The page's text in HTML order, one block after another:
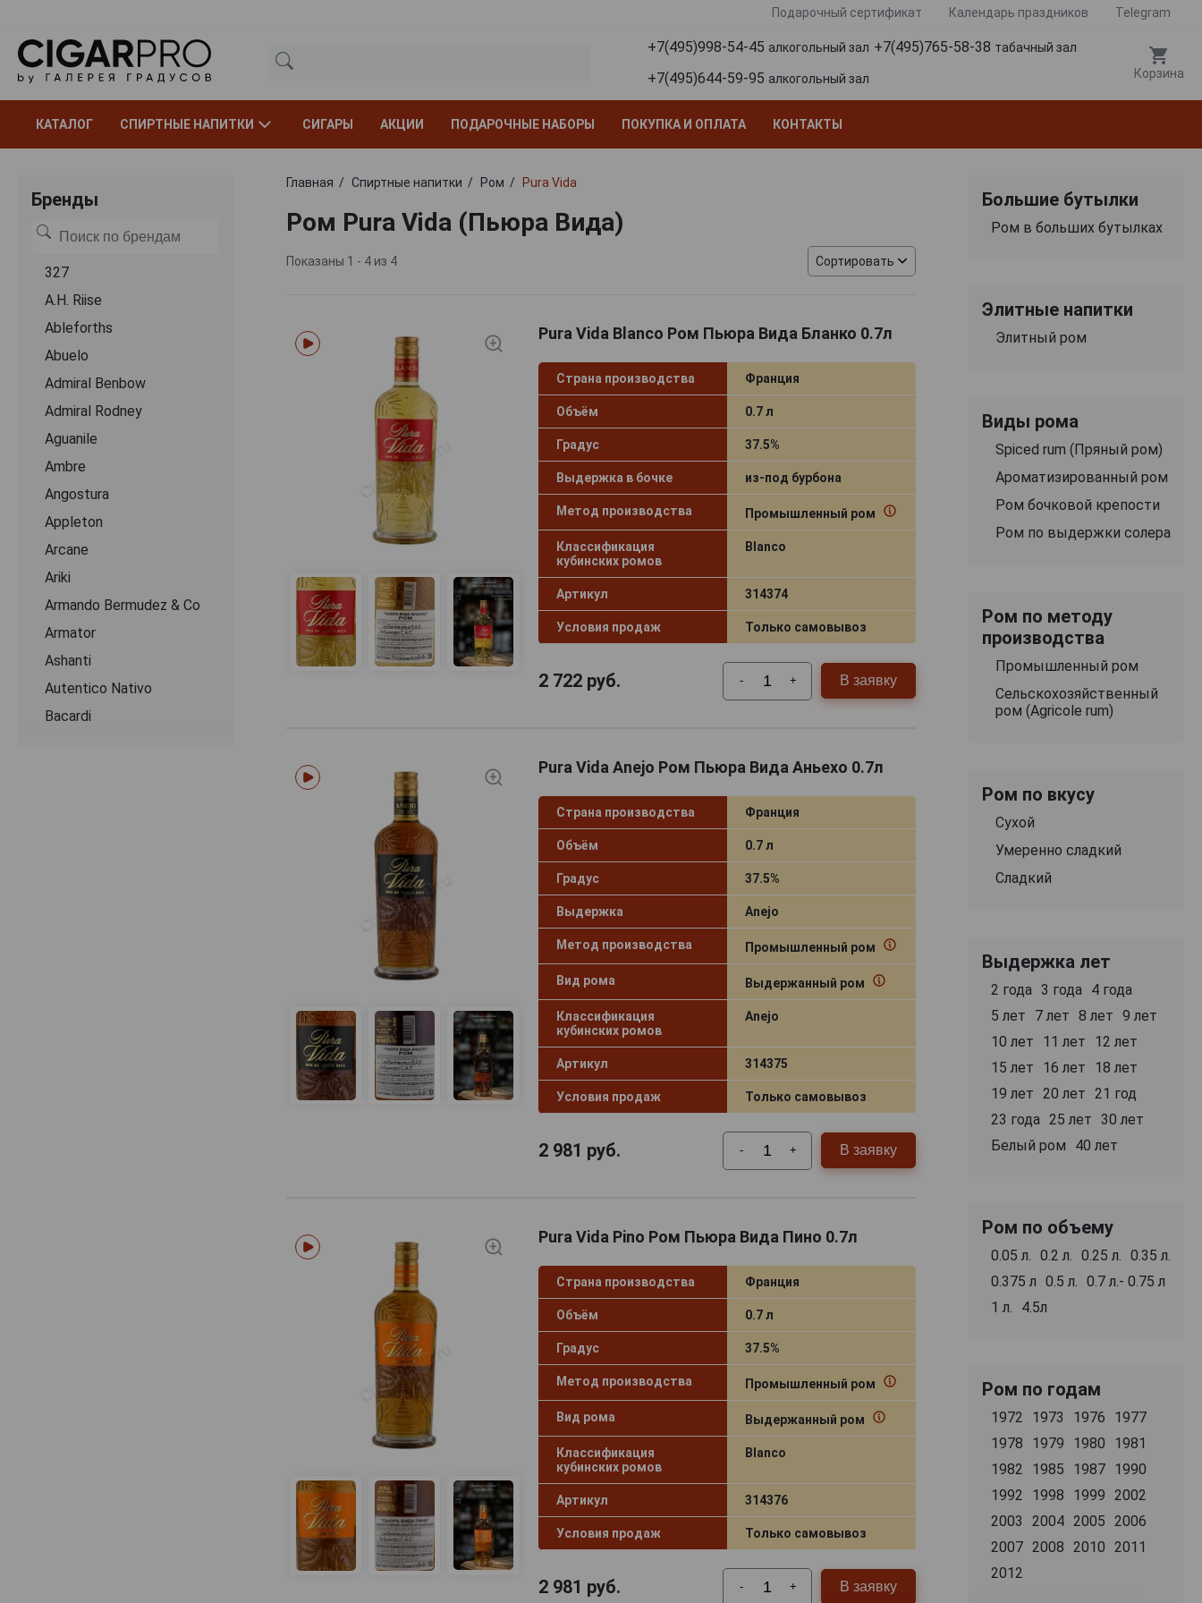
Подарочный сертификат Календарь праздников Telegram
+7(495)998-54-45 алкогольный зал +7(495)765-58-38 табачный зал
+7(495)644-59-95 алкогольный зал Корзина
КАТАЛОГ СПИРТНЫЕ НАПИТКИ СИГАРЫ АКЦИИ ПОДАРОЧНЫЕ НАБОРЫ ПОКУПКА И ОПЛАТА КОНТАКТЫ
Бренды
327
A.H. Riise
Ableforths
Abuelo
Admiral Benbow
Admiral Rodney
Aguanile
Ambre
Angostura
Appleton
Arcane
Ariki
Armando Bermudez & Co
Armator
Ashanti
Autentico Nativo
Bacardi
Главная Спиртные напитки Ром Pura Vida
Ром Pura Vida (Пьюра Вида)
Показаны 1 - 4 из 4 Сортировать
Pura Vida Blanco Ром Пьюра Вида Бланко 0.7л
Страна производства Франция
Объём 0.7 л
Градус 37.5%
Выдержка в бочке из-под бурбона
Метод производства Промышленный ром
Классификация
кубинских ромов
Blanco
Артикул 314374
Условия продаж Только самовывоз
2 722руб. - + В заявку
Pura Vida Anejo Ром Пьюра Вида Аньехо 0.7л
Страна производства Франция
Объём 0.7 л
Градус 37.5%
Выдержка Anejo
Метод производства Промышленный ром
Вид рома Выдержанный ром
Классификация
кубинских ромов
Anejo
Артикул 314375
Условия продаж Только самовывоз
2 981 руб. - + В заявку
Pura Vida Pino Ром Пьюра Вида Пино 0.7л
Страна производства Франция
Объём 0.7 л
Градус 37.5%
Метод производства Промышленный ром
Вид рома Выдержанный ром
Классификация
кубинских ромов
Blanco
Артикул 314376
Условия продаж Только самовывоз
2 981 руб. - + В заявку
Большие бутылки
Ром в больших бутылках
Элитные напитки
Элитный ром
Виды рома
Spiced rum (Пряный ром)
Ароматизированный ром
Ром бочковой крепости
Ром по выдержки солера
Ром по методу
производства
Промышленный ром
Сельскохозяйственный
ром (Agricole rum)
Ром по вкусу
Сухой
Умеренно сладкий
Сладкий
Выдержка лет
2 года 3 года
4 года
5 лет
7 лет 8 лет 9 лет
10 лет
11 лет
12 лет
15 лет
16 лет
18 лет
19 лет
20 лет
21 год
23 года
25 лет 30 лет
Белый ром
40 лет
Ром по объему
0.05 л. 0.2 л. 0.25 л.
0.35 л.
0.375 л 0.5 л.
0.7 л.- 0.75 л
1 л.
4.5л
Ром по годам
1972 1973 1976
1977
1978
1979 1980
1981
1982
1985 1987 1990
1992
1998 1999
2002
2003
2004 2005
2006
2007 2008 2010
2011
2012